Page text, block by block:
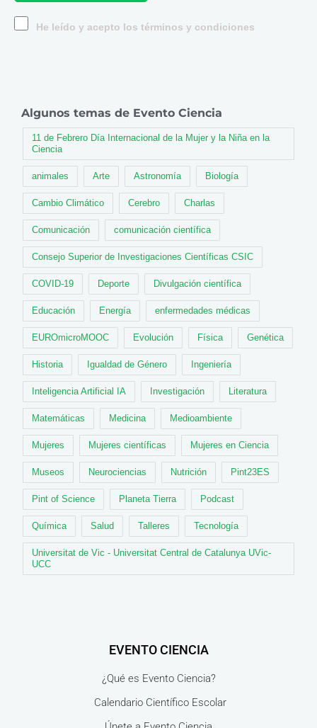
He leído y acepto los términos y condiciones
Algunos temas de Evento Ciencia
11 de Febrero Día Internacional de la Mujer y la Niña en la
Ciencia
animales Arte Astronomía Biología
Cambio Climático Cerebro Charlas
Comunicación comunicación científica
Consejo Superior de Investigaciones Científicas CSIC
COVID-19 Deporte Divulgación científica
Educación Energía enfermedades médicas
EUROmicroMOOC Evolución Física Genética
Historia Igualdad de Género Ingeniería
Inteligencia Artificial IA Investigación Literatura
Matemáticas Medicina Medioambiente
Mujeres Mujeres científicas Mujeres en Ciencia
Museos Neurociencias Nutrición Pint23ES
Pint of Science Planeta Tierra Podcast
Química Salud Talleres Tecnología
Universitat de Vic - Universitat Central de Catalunya UVic-
UCC
EVENTO CIENCIA
¿Qué es Evento Ciencia?
Calendario Científico Escolar